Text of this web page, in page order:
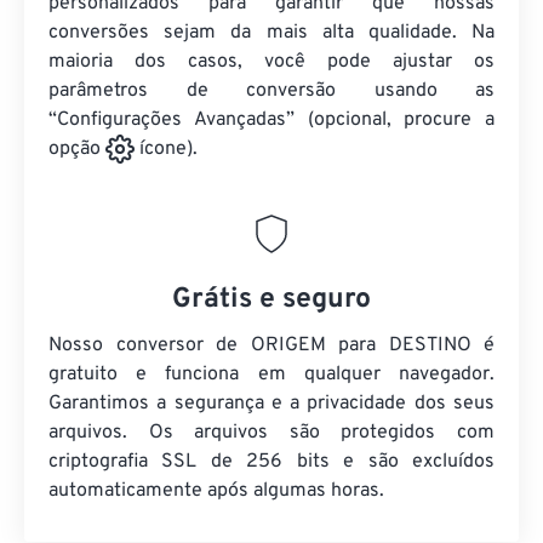
conversões sejam da mais alta qualidade. Na
maioria dos casos, você pode ajustar os
parâmetros de conversão usando as
“Configurações Avançadas” (opcional, procure a
opção
ícone).
Grátis e seguro
Nosso conversor de ORIGEM para DESTINO é
gratuito e funciona em qualquer navegador.
Garantimos a segurança e a privacidade dos seus
arquivos. Os arquivos são protegidos com
criptografia SSL de 256 bits e são excluídos
automaticamente após algumas horas.